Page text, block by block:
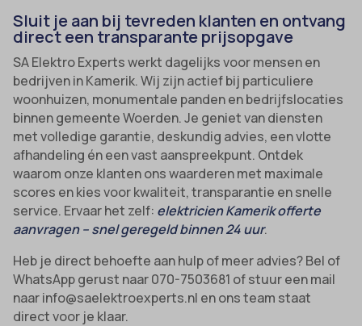
Sluit je aan bij tevreden klanten en ontvang
direct een transparante prijsopgave
SA Elektro Experts werkt dagelijks voor mensen en
bedrijven in Kamerik. Wij zijn actief bij particuliere
woonhuizen, monumentale panden en bedrijfslocaties
binnen gemeente Woerden. Je geniet van diensten
met volledige garantie, deskundig advies, een vlotte
afhandeling én een vast aanspreekpunt. Ontdek
waarom onze klanten ons waarderen met maximale
scores en kies voor kwaliteit, transparantie en snelle
service. Ervaar het zelf: elektricien Kamerik offerte
aanvragen – snel geregeld binnen 24 uur.
Heb je direct behoefte aan hulp of meer advies? Bel of
WhatsApp gerust naar 070-7503681 of stuur een mail
naar info@saelektroexperts.nl en ons team staat
direct voor je klaar.